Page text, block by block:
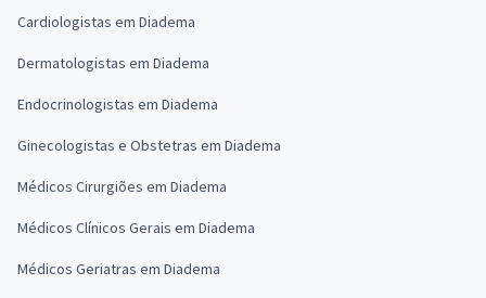
Cardiologistas em Diadema
Dermatologistas em Diadema
Endocrinologistas em Diadema
Ginecologistas e Obstetras em Diadema
Médicos Cirurgiões em Diadema
Médicos Clínicos Gerais em Diadema
Médicos Geriatras em Diadema